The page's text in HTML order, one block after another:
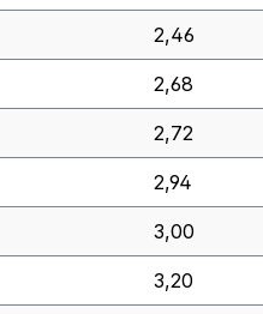
2,46
2,68
2,72
2,94
3,00
3,20